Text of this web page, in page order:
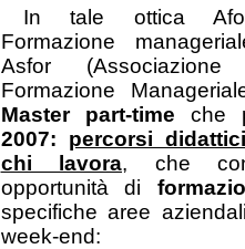
In tale ottica
Formazione
Asfor
Formazione
Master part-time che
2007: percorsi
chi lavora, che
opportunità di
specifiche aree
week-end: